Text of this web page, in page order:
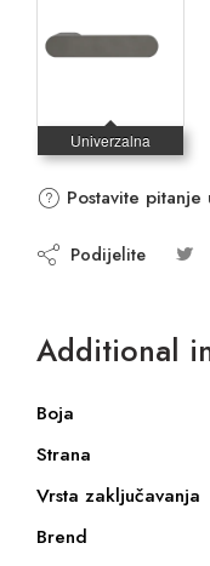
Postavite
Podijelite
Additional
Boja
Strana
Vrsta zaključavanja
Brend